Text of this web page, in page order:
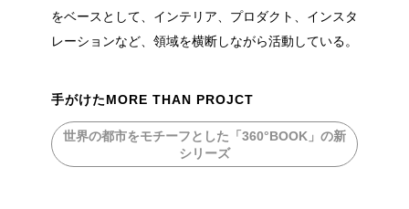
をベースとして、インテリア、プロダクト、インスタ
レーションなど、領域を横断しながら活動している。
手がけたMORE THAN PROJCT
世界の都市をモチーフとした「360°BOOK」の新
シリーズ